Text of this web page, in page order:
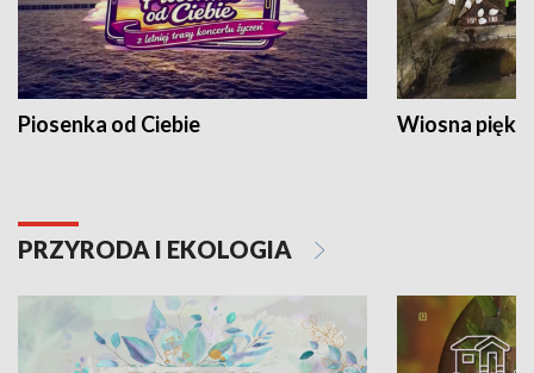
Piosenka od Ciebie Wiosna
PRZYRODA I EKOLOGIA